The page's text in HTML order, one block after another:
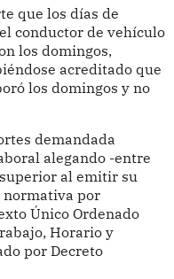
que los días de
conductor de vehículo
los domingos,
acreditado que
los domingos y no
demandada
alegando -entre
al emitir su
por
Único Ordenado
Horario y
por Decreto